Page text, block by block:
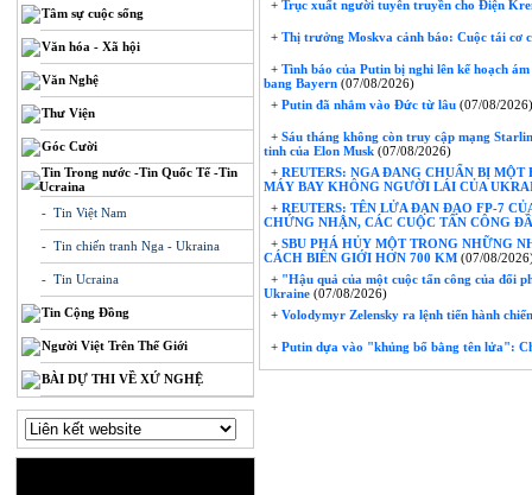
Tâm sự cuộc sống
Văn hóa - Xã hội
Văn Nghệ
Thư Viện
Góc Cười
Tin Trong nước -Tin Quốc Tế -Tin
Ucraina
- Tin Việt Nam
- Tin chiến tranh Nga - Ukraina
- Tin Ucraina
Tin Cộng Đồng
Người Việt Trên Thế Giới
BÀI DỰ THI VỀ XỨ NGHỆ
+ Trục xuất người tuyên truyền cho Điện
+ Thị trưởng Moskva cảnh báo: Cuộc tái cơ
+ Tình báo của Putin bị nghi lên kế hoạch
bang Bayern (07/08/2026)
+ Putin đã nhắm vào Đức từ lâu (07/08/
+ Sáu tháng không còn truy cập mạng
tinh của Elon Musk (07/08/2026)
+ REUTERS: NGA ĐANG CHUẨN BỊ
MÁY BAY KHÔNG NGƯỜI LÁI CỦA
+ REUTERS: TÊN LỬA ĐẠN ĐẠO FP-7
CHỨNG NHẬN, CÁC CUỘC TẤN CÔNG
+ SBU PHÁ HỦY MỘT TRONG NHỮNG
CÁCH BIÊN GIỚI HƠN 700 KM (07/08/
+ "Hậu quả của một cuộc tấn công của đối
Ukraine (07/08/2026)
+ Volodymyr Zelensky ra lệnh tiến hành
+ Putin dựa vào "khủng bố bằng tên lửa":